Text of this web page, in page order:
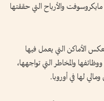
والأرباح التي حققتها
الأماكن التي يعمل فيها
والمخاطر التي تواجهها،
لها في أوروبا.